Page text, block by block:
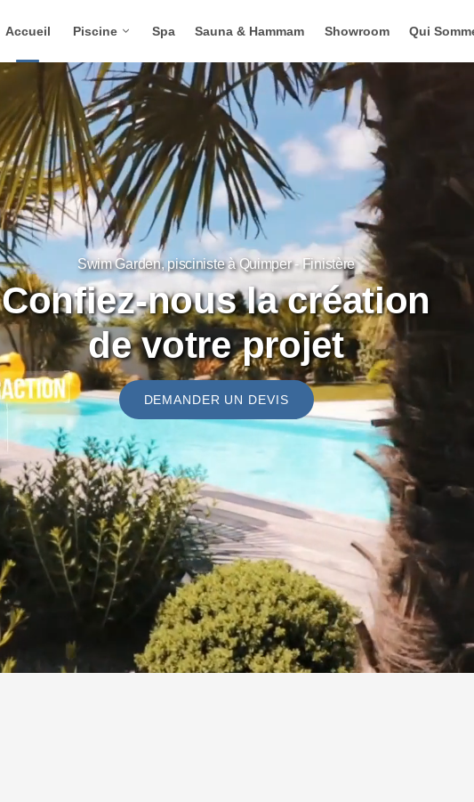
Accueil Piscine Spa Sauna & Hammam Showroom Qui
Swim Garden, pisciniste à Quimper - Finistère
Confiez-nous la création
de votre projet
DEMANDER UN DEVIS